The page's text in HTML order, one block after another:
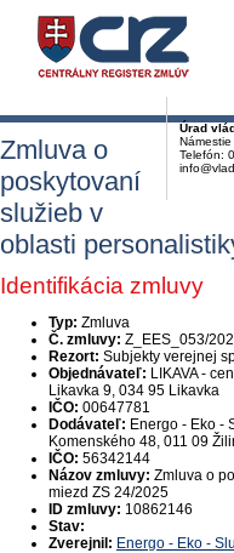
Úrad
Telefón:
Zmluva o
poskytovaní
služieb v
oblasti
Identifikácia zmluvy
Typ: Zmluva
Č. zmluvy: Z_EES_053/
Rezort: Subjekty verejnej
Objednávateľ: LIKAVA -
Likavka 9, 034 95 Likavka
IČO: 00647781
Dodávateľ: Energo - Eko -
Komenského 48, 011 09
IČO: 56342144
Názov zmluvy: Zmluva o
miezd ZS 24/2025
ID zmluvy: 10862146
Stav:
Zverejnil: Energo - Eko -